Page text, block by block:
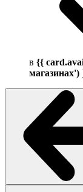
в {{
магазинах')